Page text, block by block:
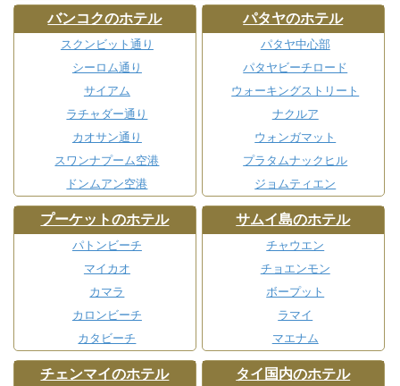
バンコクのホテル
スクンビット通り
シーロム通り
サイアム
ラチャダー通り
カオサン通り
スワンナプーム空港
ドンムアン空港
パタヤのホテル
パタヤ中心部
パタヤビーチロード
ウォーキングストリート
ナクルア
ウォンガマット
プラタムナックヒル
ジョムティエン
プーケットのホテル
パトンビーチ
マイカオ
カマラ
カロンビーチ
カタビーチ
サムイ島のホテル
チャウエン
チョエンモン
ボープット
ラマイ
マエナム
チェンマイのホテル タイ国内のホテル